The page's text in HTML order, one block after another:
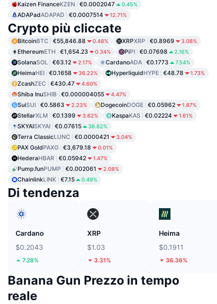
Kaizen FinanceKZEN €0.0002047 0.45%
ADAPadADAPAD €0.0007514 12.71%
Crypto più cliccate
BitcoinBTC €55,846.88 0.48% XRPXRP €0.8969 3.08%
EthereumETH €1,654.23 0.34% PiPI €0.07698 2.16%
SolanaSOL €63.12 2.17% CardanoADA €0.1773 7.54%
HeimaHEI €0.1658 36.22% HyperliquidHYPE €48.78 1.73%
ZcashZEC €430.47 4.60%
Shiba InuSHIB €0.000004055 4.47%
SuiSUI €0.5863 2.23% DogecoinDOGE €0.05962 1.87%
StellarXLM €0.1399 3.62% KaspaKAS €0.02224 1.61%
SKYAISKYAI €0.07615 36.82%
Terra ClassicLUNC €0.0000421 3.04%
PAX GoldPAXG €3,679.18 0.01%
HederaHBAR €0.05942 1.47%
Pump.funPUMP €0.002061 2.08%
ChainlinkLINK €7.15 0.49%
Di tendenza
Cardano
$0.2043
7.28%
XRP
$1.03
3.31%
Heima
$0.1911
36.36%
Banana Gun Prezzo in tempo
reale